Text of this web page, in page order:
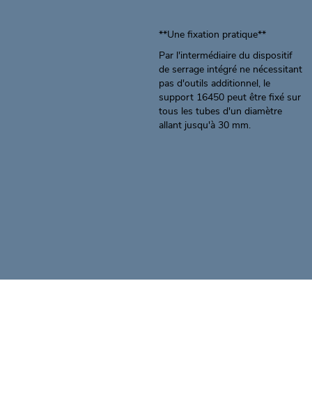
**Une fixation pratique**
Par l'intermédiaire du dispositif
de serrage intégré ne nécessitant
pas d'outils additionnel, le
support 16450 peut être fixé sur
tous les tubes d'un diamètre
allant jusqu'à 30 mm.